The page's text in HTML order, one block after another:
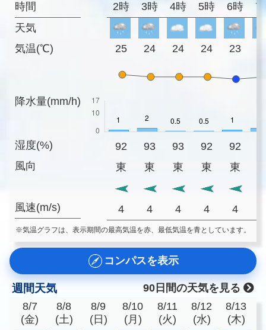
時間
天気
気温(℃)
降水量(mm/h)
湿度(%)
風向
風速(m/s)
2時 3時 4時 5時 6時 7
25 24 24 24 23
92 93 93 92 92
東
東 東 東 東
4 4 4 4 4
※気温グラフは、表示期間の最高気温を赤、最低気温を青としています。
コンパスを表示
週間天気
90日間の天気を見る
8/7
(金)
8/8
(土)
8/9
(日)
8/10
(月)
8/11
(火)
8/12
(水)
8/13
(木)